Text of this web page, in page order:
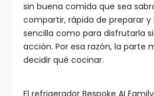
sin buena comida que sea
compartir, rápida de preparar
sencilla como para disfrutarla
acción. Por esa razón, la parte
decidir qué cocinar.